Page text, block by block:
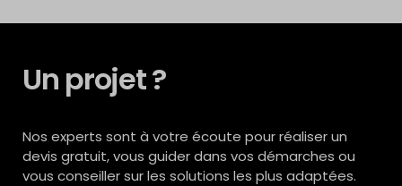
Un projet ?
Nos experts sont à votre écoute pour réaliser un
devis gratuit, vous guider dans vos démarches ou
vous conseiller sur les solutions les plus adaptées.